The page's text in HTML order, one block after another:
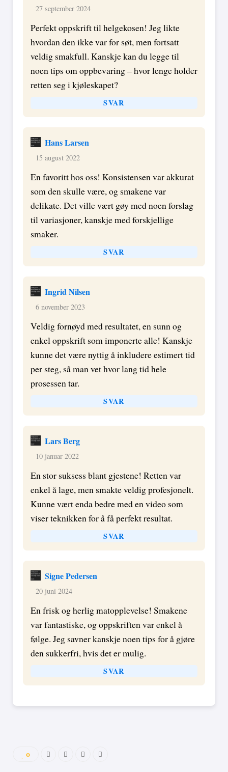
27 september 2024
Perfekt oppskrift til helgekosen! Jeg likte
hvordan den ikke var for søt, men fortsatt
veldig smakfull. Kanskje kan du legge til
noen tips om oppbevaring – hvor lenge holder
retten seg i kjøleskapet?
SVAR
Hans Larsen
15 august 2022
En favoritt hos oss! Konsistensen var akkurat
som den skulle være, og smakene var
delikate. Det ville vært gøy med noen forslag
til variasjoner, kanskje med forskjellige
smaker.
SVAR
Ingrid Nilsen
6 november 2023
Veldig fornøyd med resultatet, en sunn og
enkel oppskrift som imponerte alle! Kanskje
kunne det være nyttig å inkludere estimert tid
per steg, så man vet hvor lang tid hele
prosessen tar.
SVAR
Lars Berg
10 januar 2022
En stor suksess blant gjestene! Retten var
enkel å lage, men smakte veldig profesjonelt.
Kunne vært enda bedre med en video som
viser teknikken for å få perfekt resultat.
SVAR
Signe Pedersen
20 juni 2024
En frisk og herlig matopplevelse! Smakene
var fantastiske, og oppskriften var enkel å
følge. Jeg savner kanskje noen tips for å gjøre
den sukkerfri, hvis det er mulig.
SVAR
0